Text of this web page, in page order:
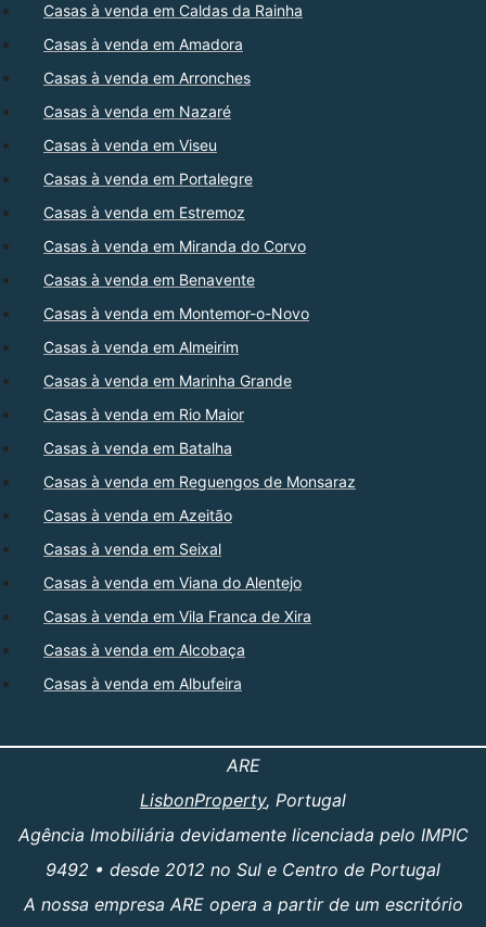
Casas à venda em Caldas da Rainha
Casas à venda em Amadora
Casas à venda em Arronches
Casas à venda em Nazaré
Casas à venda em Viseu
Casas à venda em Portalegre
Casas à venda em Estremoz
Casas à venda em Miranda do Corvo
Casas à venda em Benavente
Casas à venda em Montemor-o-Novo
Casas à venda em Almeirim
Casas à venda em Marinha Grande
Casas à venda em Rio Maior
Casas à venda em Batalha
Casas à venda em Reguengos de Monsaraz
Casas à venda em Azeitão
Casas à venda em Seixal
Casas à venda em Viana do Alentejo
Casas à venda em Vila Franca de Xira
Casas à venda em Alcobaça
Casas à venda em Albufeira
ARE
LisbonProperty, Portugal
Agência Imobiliária devidamente licenciada pelo IMPIC
9492 • desde 2012 no Sul e Centro de Portugal
A nossa empresa ARE opera a partir de um escritório